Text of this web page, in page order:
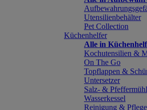
Utensilienbehälter
Pet Collection
Küchenhelfer
Alle in
Kochutensilien &
On The Go
Topflappen &
Untersetzer
Salz- &
Wasserkessel
Reinigung & Pflege